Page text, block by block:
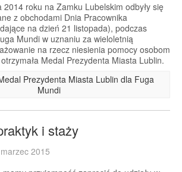
roku na Zamku Lubelskim odbyły się
z obchodami Dnia Pracownika
na dzień 21 listopada), podczas
Mundi w uznaniu za wieloletnią
na rzecz niesienia pomocy osobom
Medal Prezydenta Miasta Lublin.
Prezydenta Miasta Lublin dla Fuga
Mundi
i staży
2015